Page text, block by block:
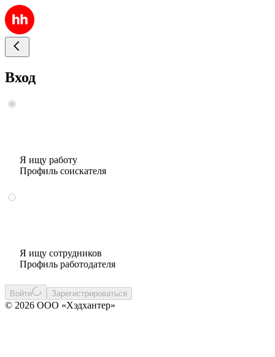
Вход
Я ищу работу
Профиль соискателя
Я ищу сотрудников
Профиль работодателя
Войти Зарегистрироваться
© 2026 ООО «Хэдхантер»